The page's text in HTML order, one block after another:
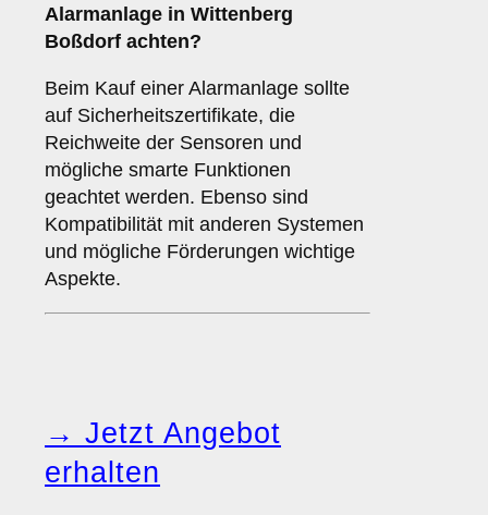
Alarmanlage in Wittenberg
Boßdorf achten?
Beim Kauf einer Alarmanlage sollte
auf Sicherheitszertifikate, die
Reichweite der Sensoren und
mögliche smarte Funktionen
geachtet werden. Ebenso sind
Kompatibilität mit anderen Systemen
und mögliche Förderungen wichtige
Aspekte.
→ Jetzt Angebot
erhalten